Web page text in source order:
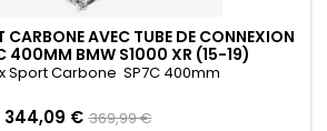
CARBONE AVEC TUBE DE CONNEXION
400MM BMW S1000 XR (15-19)
Sport Carbone SP7C 400mm
Prix
344,09 € Prix
369,99 €